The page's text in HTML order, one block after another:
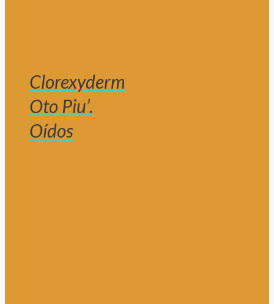
Clorexyderm
Oto Piu’.
Oídos